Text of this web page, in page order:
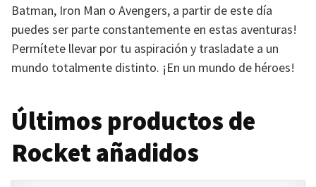
Batman, Iron Man o Avengers, a partir de este día
puedes ser parte constantemente en estas aventuras!
Permítete llevar por tu aspiración y trasladate a un
mundo totalmente distinto. ¡En un mundo de héroes!
Últimos productos de
Rocket añadidos